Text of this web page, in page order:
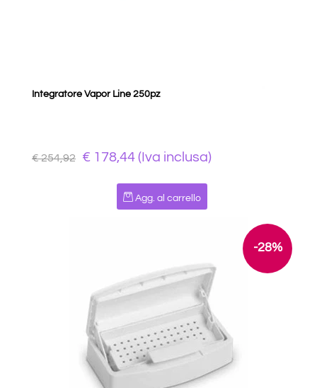
Integratore Vapor Line 250pz
€ 254,92 € 178,44 (Iva inclusa)
Quantità
Agg. al carrello
-28%